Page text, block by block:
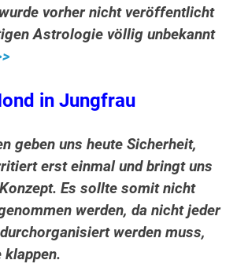
vorher nicht veröffentlicht
Astrologie völlig unbekannt
in Jungfrau
geben uns heute Sicherheit,
erst einmal und bringt uns
Es sollte somit nicht
werden, da nicht jeder
werden muss,
klappen.